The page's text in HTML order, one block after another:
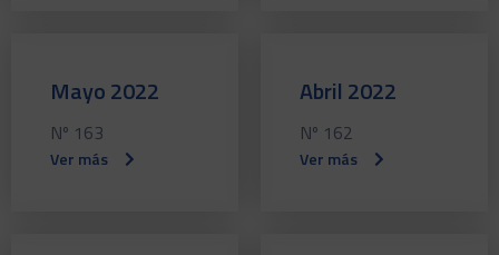
Mayo 2022
Nº 163
Ver más
Abril 2022
Nº 162
Ver más